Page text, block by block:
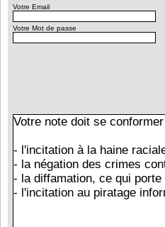
Votre Email
Votre Mot de passe